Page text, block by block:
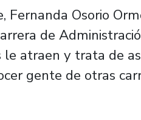
Fernanda Osorio
de
le atraen y trata de
gente de otras